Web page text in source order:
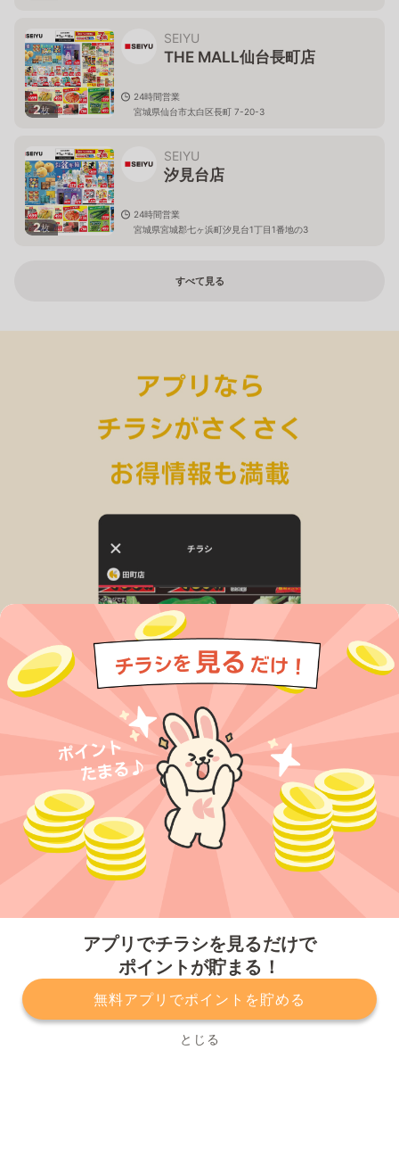
アプリでチラシを見るだけで
ポイントが貯まる！
無料アプリでポイントを貯める
とじる
2枚
SEIYU
THE MALL仙台長町店
24時間営業
宮城県仙台市太白区長町 7-20-3
2枚
SEIYU
汐見台店
24時間営業
宮城県宮城郡七ヶ浜町汐見台1丁目1番地の3
すべて見る
プライバシーポリシー 利用規約
運営会社
サービスに関してのお問い合わせ